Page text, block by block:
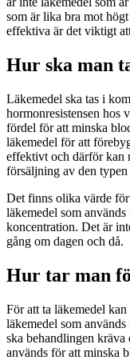
som är lika bra mot
effektiva är det viktigt
Hur ska man
Läkemedel ska tas i
hormonresistensen hos
fördel för att minska
läkemedel för att
effektivt och därför kan
försäljning av den typen
Det finns olika värde
läkemedel som
koncentration. Det är
gång om dagen och då.
Hur tar man
För att ta läkemedel
läkemedel som
ska behandlingen
används för att minska